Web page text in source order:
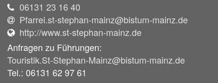
06131 23 16 40
Pfarrei.st-stephan-mainz@bistum-mainz.de
http://www.st-stephan-mainz.de
Anfragen zu Führungen:
Touristik.St-Stephan-Mainz@bistum-mainz.de
Tel.: 06131 62 97 61